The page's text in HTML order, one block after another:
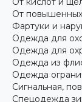
От
Фартуки и
Одежда для
Одежда для
Одежда из
Одежда
Сигнальная,
Спецодежда